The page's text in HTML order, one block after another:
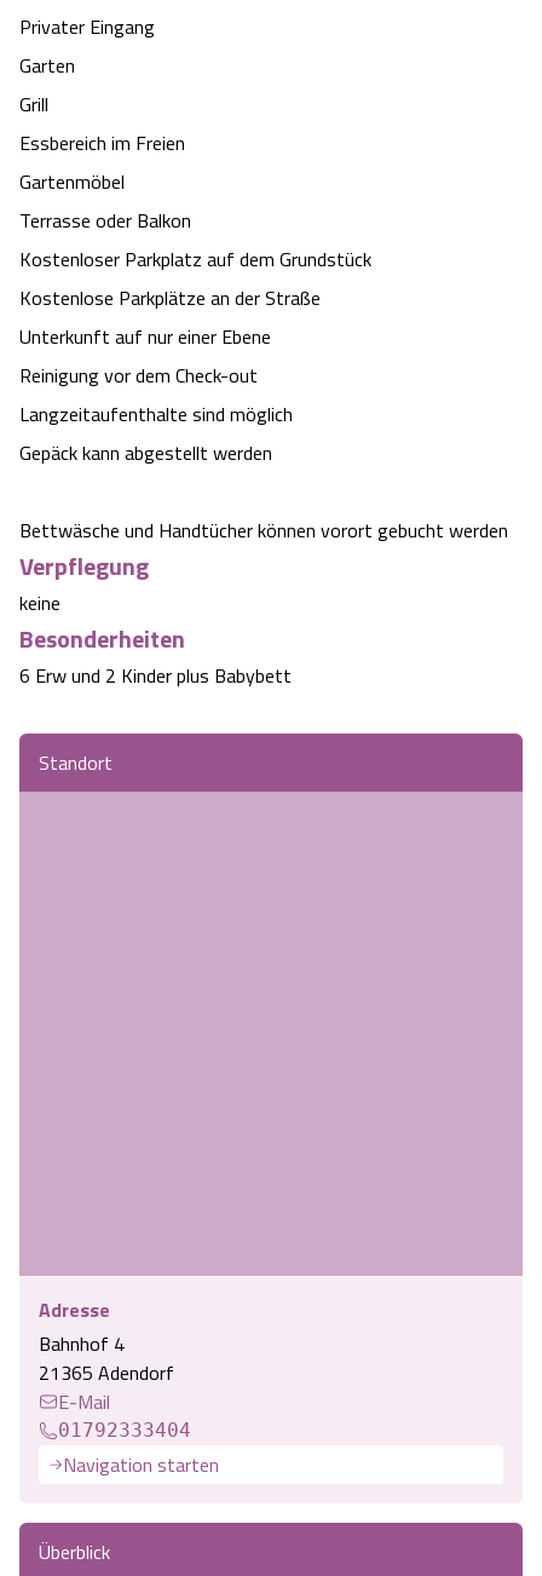
Privater Eingang
Garten
Grill
Essbereich im Freien
Gartenmöbel
Terrasse oder Balkon
Kostenloser Parkplatz auf dem Grundstück
Kostenlose Parkplätze an der Straße
Unterkunft auf nur einer Ebene
Reinigung vor dem Check-out
Langzeitaufenthalte sind möglich
Gepäck kann abgestellt werden
Bettwäsche und Handtücher können vorort gebucht werden
Verpflegung
keine
Besonderheiten
6 Erw und 2 Kinder plus Babybett
Standort
Adresse
Bahnhof 4
21365 Adendorf
E-Mail
01792333404
Navigation starten
Überblick